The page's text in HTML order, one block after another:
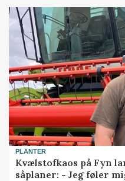
PLANTER
Kvælstofkaos på Fyn
såplaner: - Jeg føler